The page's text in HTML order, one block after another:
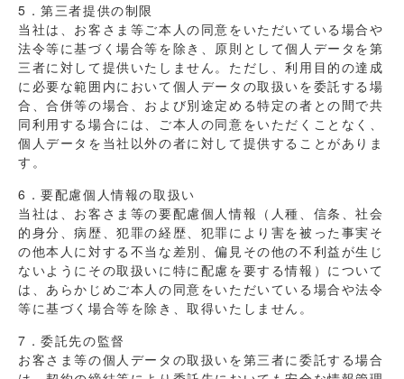
5．第三者提供の制限
当社は、お客さま等ご本人の同意をいただいている場合や
法令等に基づく場合等を除き、原則として個人データを第
三者に対して提供いたしません。ただし、利用目的の達成
に必要な範囲内において個人データの取扱いを委託する場
合、合併等の場合、および別途定める特定の者との間で共
同利用する場合には、ご本人の同意をいただくことなく、
個人データを当社以外の者に対して提供することがありま
す。
6．要配慮個人情報の取扱い
当社は、お客さま等の要配慮個人情報（人種、信条、社会
的身分、病歴、犯罪の経歴、犯罪により害を被った事実そ
の他本人に対する不当な差別、偏見その他の不利益が生じ
ないようにその取扱いに特に配慮を要する情報）について
は、あらかじめご本人の同意をいただいている場合や法令
等に基づく場合等を除き、取得いたしません。
7．委託先の監督
お客さま等の個人データの取扱いを第三者に委託する場合